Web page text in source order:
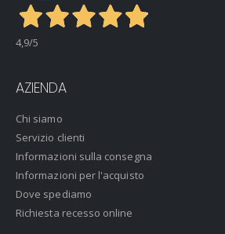
4,9/5
AZIENDA
Chi siamo
Servizio clienti
Informazioni sulla consegna
Informazioni per l'acquisto
Dove spediamo
Richiesta recesso online